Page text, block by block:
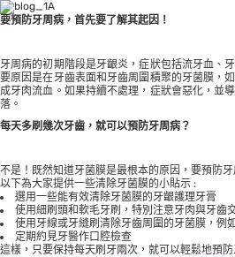
要預防牙周病，首先要了解其起因！
牙周病的初期階段是牙齦炎，症狀包括流牙血、
要原因是在牙齒表面和牙齒周圍積聚的牙菌膜，
成牙肉流血。如果持續不處理，症狀會惡化，並
落。
每天多刷幾次牙齒，就可以預防牙周病？
不是！既然知道牙菌膜是最根本的原因，要預防
以下為大家提供一些清除牙菌膜的小貼示 :
選用一些能有效清除牙菌膜的牙齦護理牙膏
使用細刷頭和軟毛牙刷，特別注意牙肉與牙齒
使用牙線或牙縫刷清除牙齒周圍的牙菌膜，例
定期約見牙醫作口腔檢查
這樣，只要保持每天刷牙兩次，就可以輕鬆地預防